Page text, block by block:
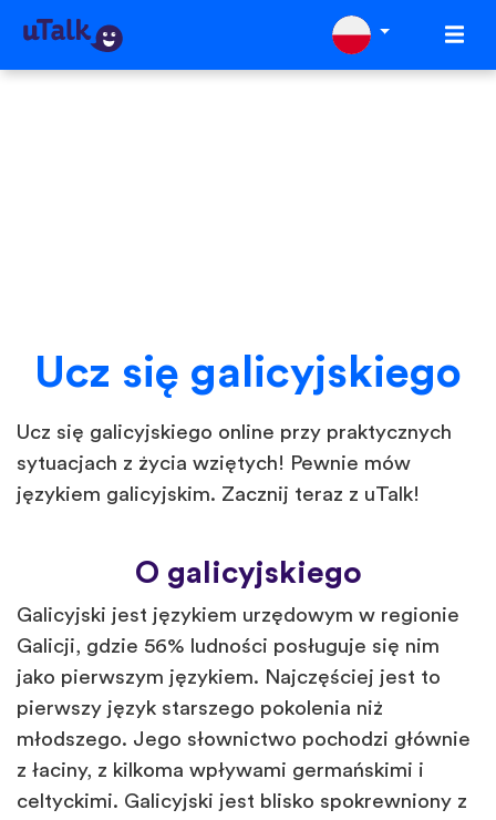
Ucz się galicyjskiego
Ucz się galicyjskiego online przy praktycznych
sytuacjach z życia wziętych! Pewnie mów
językiem galicyjskim. Zacznij teraz z uTalk!
O galicyjskiego
Galicyjski jest językiem urzędowym w regionie
Galicji, gdzie 56% ludności posługuje się nim
jako pierwszym językiem. Najczęściej jest to
pierwszy język starszego pokolenia niż
młodszego. Jego słownictwo pochodzi głównie
z łaciny, z kilkoma wpływami germańskimi i
celtyckimi. Galicyjski jest blisko spokrewniony z